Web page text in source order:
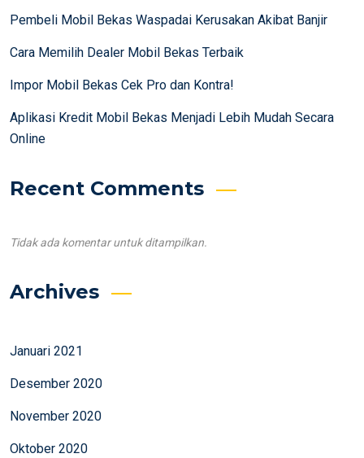
Pembeli Mobil Bekas Waspadai Kerusakan Akibat Banjir
Cara Memilih Dealer Mobil Bekas Terbaik
Impor Mobil Bekas Cek Pro dan Kontra!
Aplikasi Kredit Mobil Bekas Menjadi Lebih Mudah Secara
Online
Recent Comments
Tidak ada komentar untuk ditampilkan.
Archives
Januari 2021
Desember 2020
November 2020
Oktober 2020